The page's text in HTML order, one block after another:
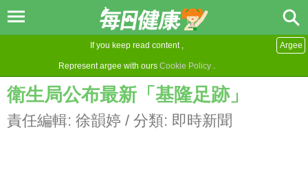
If you keep read content ,
Represent argee with ours Cookie Policy .
Argee
衛生局公布最新「基隆足跡」
責任編輯: 徐韻婷 / 分類: 即時新聞